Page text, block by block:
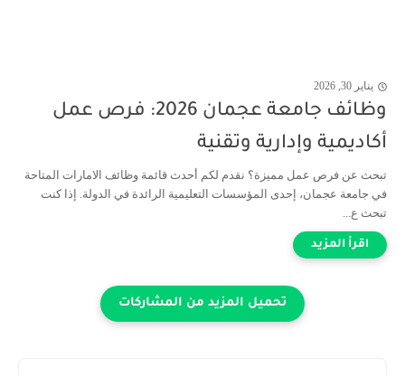
يناير 30, 2026
وظائف جامعة عجمان 2026: فرص عمل
أكاديمية وإدارية وتقنية
تبحث عن فرص عمل مميزة؟ نقدم لكم أحدث قائمة وظائف الامارات المتاحة
في جامعة عجمان، إحدى المؤسسات التعليمية الرائدة في الدولة. إذا كنت
تبحث ع...